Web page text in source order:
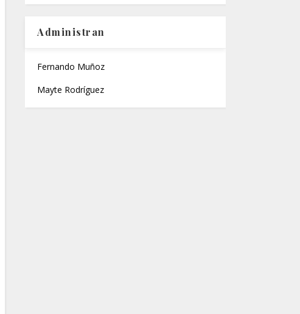
Administran
Fernando Muñoz
Mayte Rodríguez